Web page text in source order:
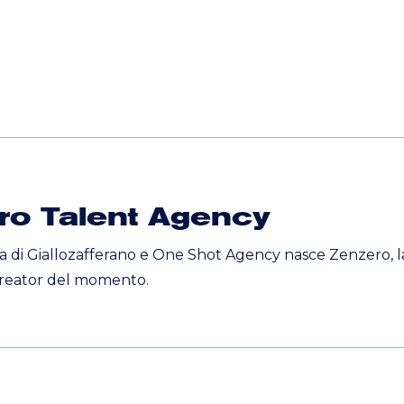
Talent Agency
di Giallozafferano e One Shot Agency nasce Zenzero,
del momento.